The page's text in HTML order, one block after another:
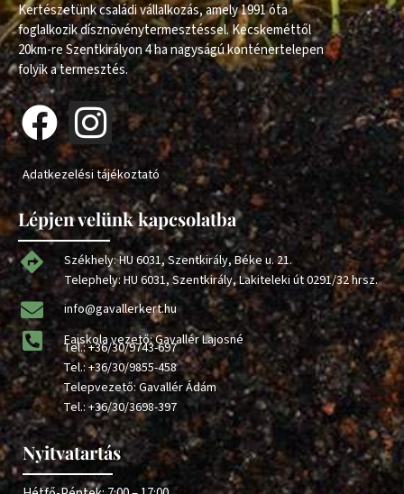
Kertészetünk családi vállalkozás, amely 1991 óta
foglalkozik dísznövénytermesztéssel. Kecskeméttől
20km-re Szentkirályon 4 ha nagyságú konténertelepen
folyik a termesztés.
Adatkezelési tájékoztató
Lépjen velünk kapcsolatba
Székhely: HU 6031, Szentkirály, Béke u. 21.
Telephely: HU 6031, Szentkirály, Lakiteleki út 0291/32 hrsz.
info@gavallerkert.hu
Faiskola vezető: Gavallér Lajosné
Tel.:+36/30/9743-697
Tel.:+36/30/9855-458
Telepvezető: Gavallér Ádám
Tel.:+36/30/3698-397
Nyitvatartás